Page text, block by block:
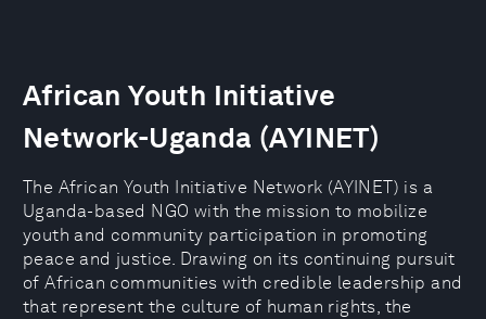
African Youth Initiative
Network-Uganda (AYINET)
The African Youth Initiative Network (AYINET) is a
Uganda-based NGO with the mission to mobilize
youth and community participation in promoting
peace and justice. Drawing on its continuing pursuit
of African communities with credible leadership and
that represent the culture of human rights, the